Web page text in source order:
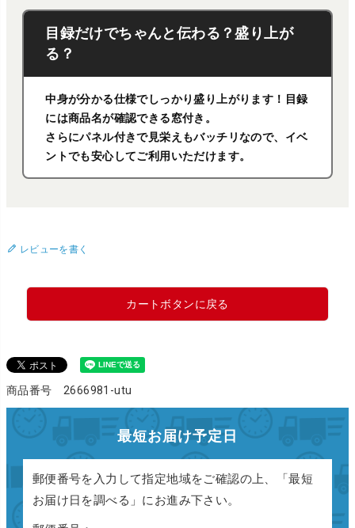
目録だけでちゃんと伝わる？盛り上が
る？
中身が分かる仕様でしっかり盛り上がります！目録
には商品名が確認できる窓付き。
さらにパネル付きで見栄えもバッチリなので、イベ
ントでも安心してご利用いただけます。
レビューを書く
カートボタンに戻る
商品番号 2666981-utu
最短お届け予定日
郵便番号を入力して指定地域をご確認の上、「最短
お届け日を調べる」にお進み下さい。